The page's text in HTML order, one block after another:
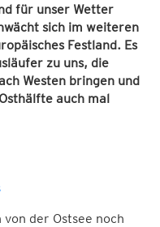
für unser Wetter
sich im weiteren
Festland. Es
zu uns, die
Westen bringen und
auch mal
der Ostsee noch